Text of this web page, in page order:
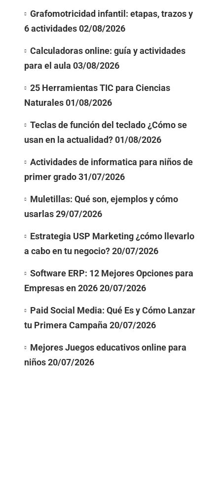
Grafomotricidad infantil: etapas, trazos y
6 actividades02/08/2026
Calculadoras online: guía y actividades
para el aula 03/08/2026
25 Herramientas TIC para Ciencias
Naturales01/08/2026
Teclas de función del teclado ¿Cómo se
usan en la actualidad?01/08/2026
Actividades de informatica para niños de
primer grado31/07/2026
Muletillas: Qué son, ejemplos y cómo
usarlas29/07/2026
Estrategia USP Marketing ¿cómo llevarlo
a cabo en tu negocio?20/07/2026
Software ERP: 12 Mejores Opciones para
Empresas en 202620/07/2026
Paid Social Media: Qué Es y Cómo Lanzar
tu Primera Campaña 20/07/2026
Mejores Juegos educativos online para
niños20/07/2026